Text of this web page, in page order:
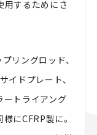
用するためにさ
リングロッド、
イドプレート、
ートライアング
にCFRP製に。